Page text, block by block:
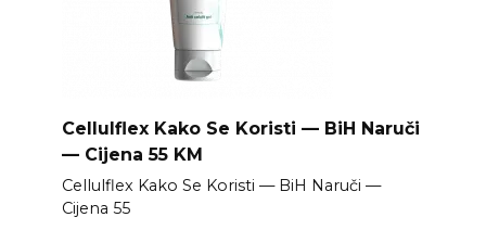
Cellulflex Kako Se Koristi — BiH Naruči
— Cijena 55 KM
Cellulflex Kako Se Koristi — BiH Naruči —
Cijena 55